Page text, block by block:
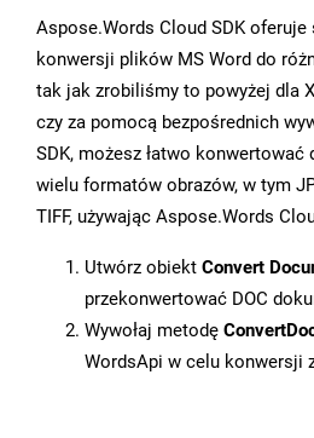
Aspose.Words Cloud SDK
konwersji plików MS Word do
tak jak zrobiliśmy to powyżej dla
czy za pomocą bezpośrednich
SDK, możesz łatwo konwertować
wielu formatów obrazów, w tym
TIFF, używając Aspose.Words
Utwórz obiekt Convert
przekonwertować DOC
Wywołaj metodę
WordsApi w celu konwersji